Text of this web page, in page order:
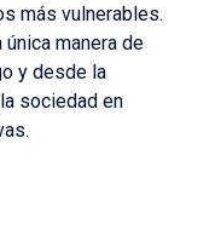
más vulnerables.
manera de
y desde la
sociedad en